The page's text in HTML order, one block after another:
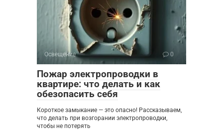
Освещение 0
Пожар электропроводки в
квартире: что делать и как
обезопасить себя
Короткое замыкание — это опасно! Рассказываем,
что делать при возгорании электропроводки,
чтобы не потерять